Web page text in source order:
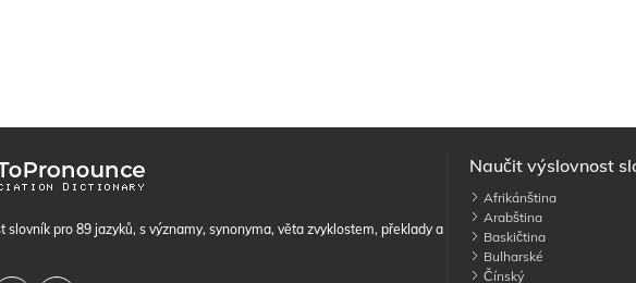
slovník pro 89 jazyků, s významy, synonyma, věta zvyklostem, překlady a
Naučit výslovnost
Afrikánština
Arabština
Baskičtina
Bulharské
Čínský